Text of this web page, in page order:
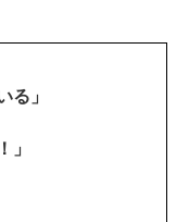
る」
」